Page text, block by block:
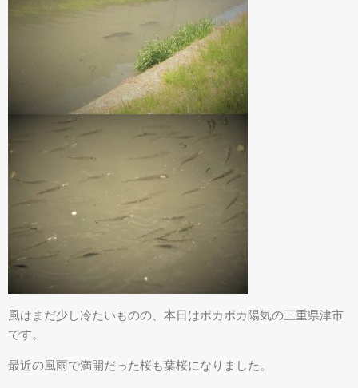
風はまだ少し冷たいものの、本日はポカポカ陽気の三重県津市
です。
最近の風雨で満開だった桜も葉桜になりました。